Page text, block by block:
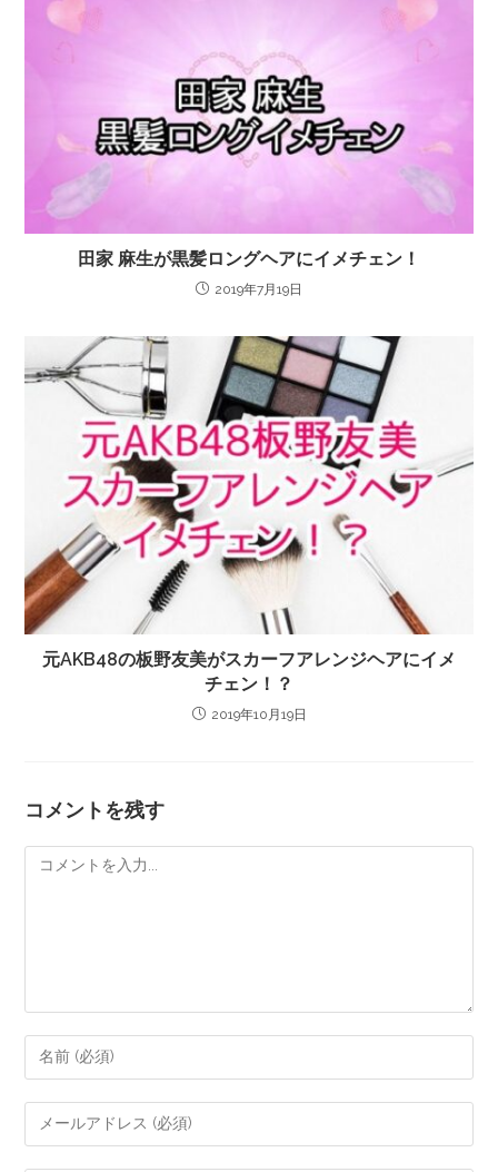
田家 麻生が黒髪ロングヘアにイメチェン！
2019年7月19日
元AKB48の板野友美がスカーフアレンジヘアにイメ
チェン！？
2019年10月19日
コメントを残す